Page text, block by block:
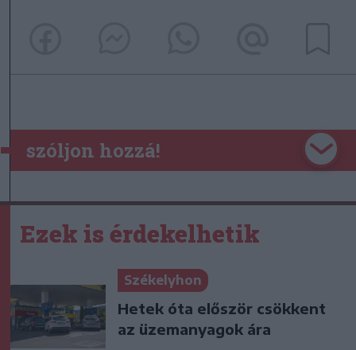
szóljon hozzá!
Ezek is érdekelhetik
Székelyhon
Hetek óta először csökkent
az üzemanyagok ára